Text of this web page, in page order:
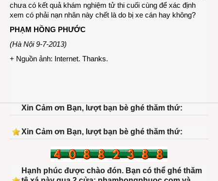
chưa có kết quả khám nghiệm tử thi cuối cùng để xác định
xem có phải nạn nhân này chết là do bị xe cán hay không?
PHẠM HỒNG PHƯỚC
(Hà Nội 9-7-2013)
+ Nguồn ảnh: Internet. Thanks.
Xin Cảm ơn Bạn, lượt bạn bè ghé thăm thứ:
Xin Cảm ơn Bạn, lượt bạn bè ghé thăm thứ:
Hạnh phúc được chào đón. Bạn có thể ghé thăm